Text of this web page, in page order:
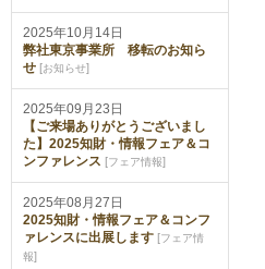
2025年10月14日
弊社東京事業所 移転のお知ら
せ [お知らせ]
2025年09月23日
【ご来場ありがとうございまし
た】2025知財・情報フェア＆コ
ンファレンス [フェア情報]
2025年08月27日
2025知財・情報フェア＆コンフ
ァレンスに出展します [フェア情
報]